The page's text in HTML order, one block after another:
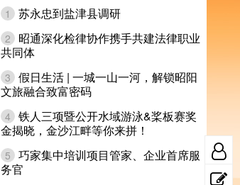
1 苏永忠到盐津县调研
2
昭通深化检律协作携手共建法律职业
共同体
3 假日生活 | 一城一山一河，解锁昭阳
文旅融合致富密码
4 铁人三项暨公开水域游泳&桨板赛奖
金揭晓，金沙江畔等你来拼！
5 巧家集中培训项目管家、企业首席服
务官